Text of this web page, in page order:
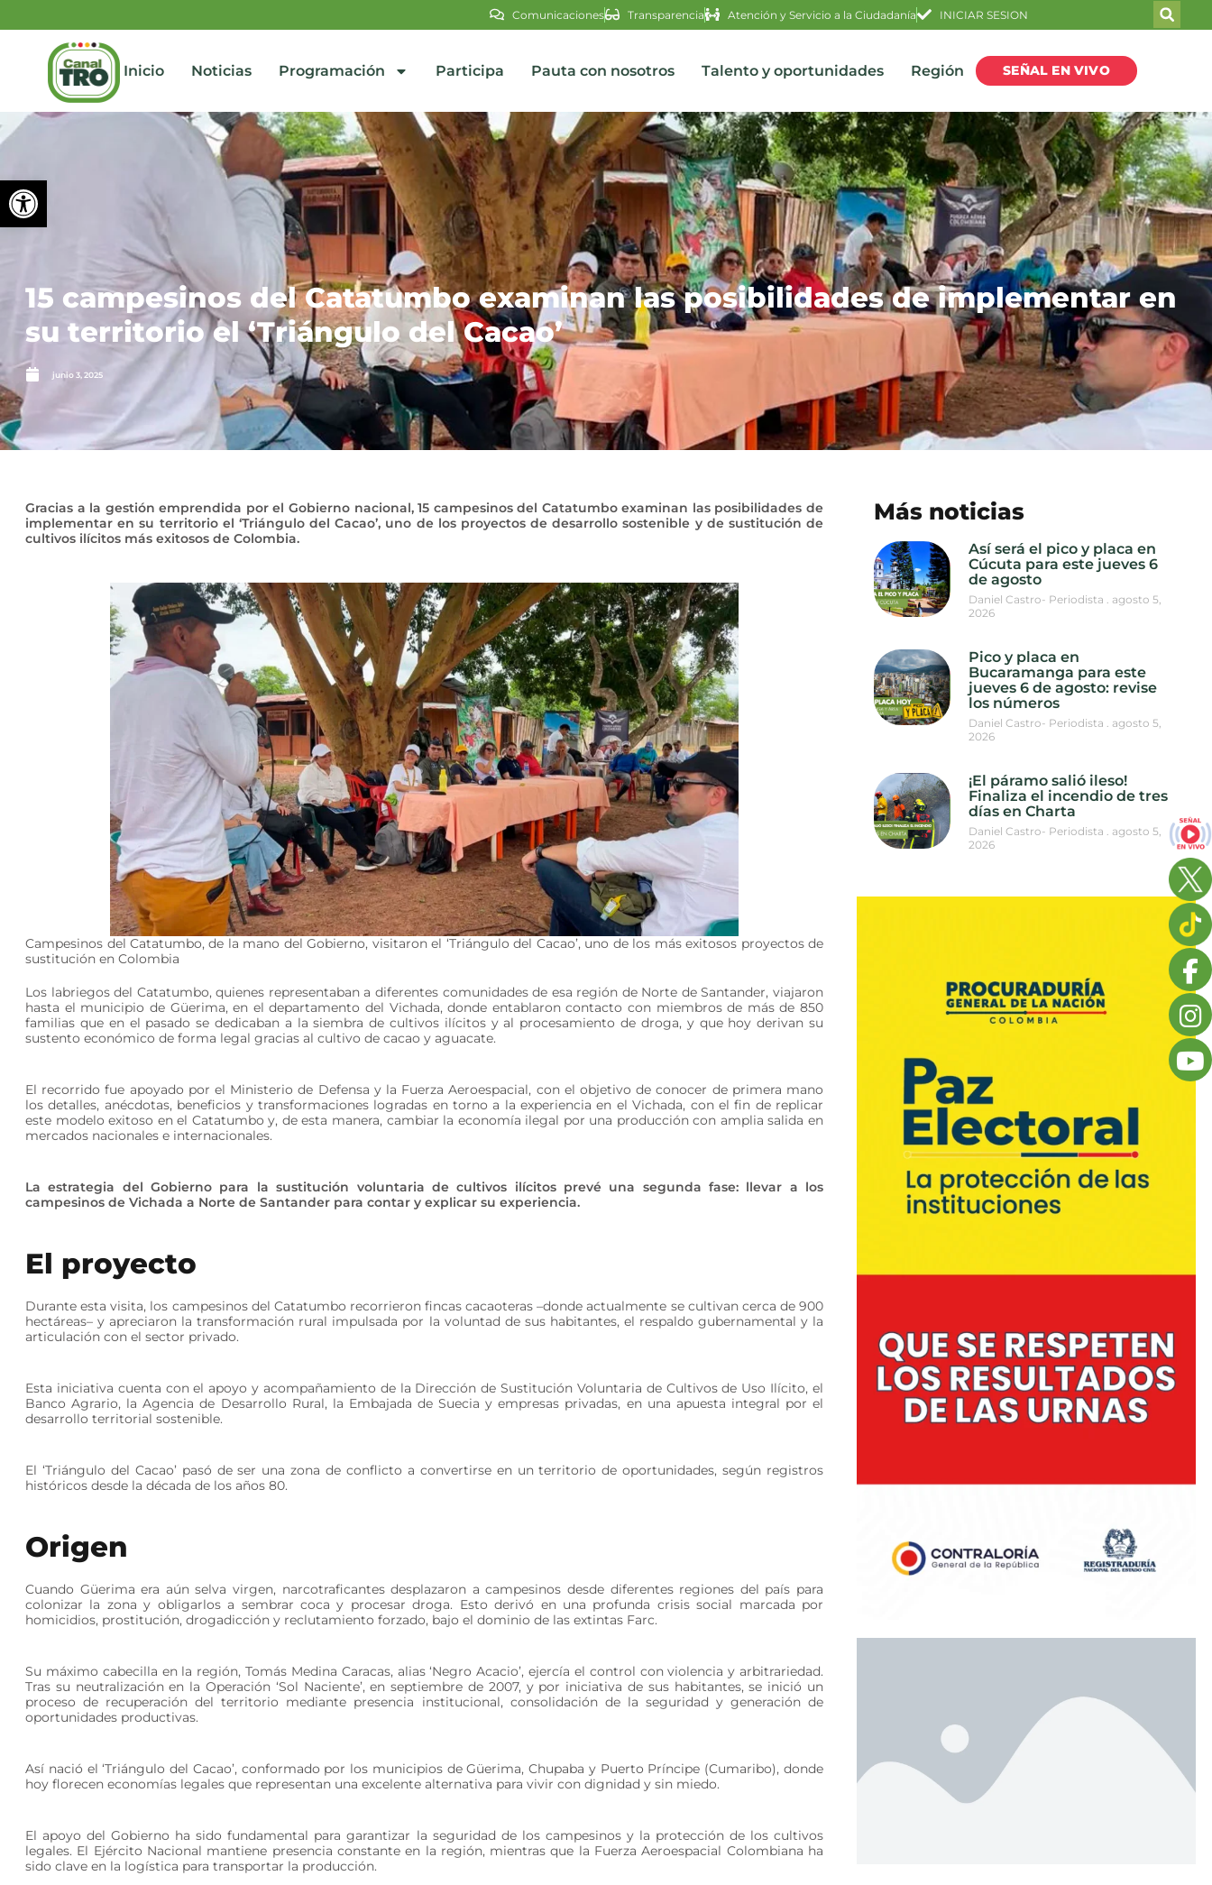
Abrir barra de herramientas
Comunicaciones Transparencia Atención y Servicio a la Ciudadanía INICIAR SESION
Inicio Noticias Programación Participa Pauta con nosotros Talento y oportunidades Región SEÑAL EN VIVO
15 campesinos del Catatumbo examinan las posibilidades de implementar en
su territorio el ‘Triángulo del Cacao’
junio 3, 2025
Gracias a la gestión emprendida por el Gobierno nacional, 15 campesinos del Catatumbo examinan las posibilidades de
implementar en su territorio el ‘Triángulo del Cacao’, uno de los proyectos de desarrollo sostenible y de sustitución de
cultivos ilícitos más exitosos de Colombia.
Campesinos del Catatumbo, de la mano del Gobierno, visitaron el ‘Triángulo del Cacao’, uno de los más exitosos proyectos de
sustitución en Colombia
Los labriegos del Catatumbo, quienes representaban a diferentes comunidades de esa región de Norte de Santander, viajaron
hasta el municipio de Güerima, en el departamento del Vichada, donde entablaron contacto con miembros de más de 850
familias que en el pasado se dedicaban a la siembra de cultivos ilícitos y al procesamiento de droga, y que hoy derivan su
sustento económico de forma legal gracias al cultivo de cacao y aguacate.
El recorrido fue apoyado por el Ministerio de Defensa y la Fuerza Aeroespacial, con el objetivo de conocer de primera mano
los detalles, anécdotas, beneficios y transformaciones logradas en torno a la experiencia en el Vichada, con el fin de replicar
este modelo exitoso en el Catatumbo y, de esta manera, cambiar la economía ilegal por una producción con amplia salida en
mercados nacionales e internacionales.
La estrategia del Gobierno para la sustitución voluntaria de cultivos ilícitos prevé una segunda fase: llevar a los
campesinos de Vichada a Norte de Santander para contar y explicar su experiencia.
El pro​yecto
Durante esta visita, los campesinos del Catatumbo recorrieron fincas cacaoteras –donde actualmente se cultivan cerca de 900
hectáreas– y apreciaron la transformación rural impulsada por la voluntad de sus habitantes, el respaldo gubernamental y la
articulación con el sector privado.
Esta iniciativa cuenta con el apoyo y acompañamiento de la Dirección de Sustitución Voluntaria de Cultivos de Uso Ilícito, el
Banco Agrario, la Agencia de Desarrollo Rural, la Embajada de Suecia y empresas privadas, en una apuesta integral por el
desarrollo territorial sostenible.
El ‘Triángulo del Cacao’ pasó de ser una zona de conflicto a convertirse en un territorio de oportunidades, según registros
históricos desde la década de los años 80.
Ori​gen
Cuando Güerima era aún selva virgen, narcotraficantes desplazaron a campesinos desde diferentes regiones del país para
colonizar la zona y obligarlos a sembrar coca y procesar droga. Esto derivó en una profunda crisis social marcada por
homicidios, prostitución, drogadicción y reclutamiento forzado, bajo el dominio de las extintas Farc.
Su máximo cabecilla en la región, Tomás Medina Caracas, alias ‘Negro Acacio’, ejercía el control con violencia y arbitrariedad.
Tras su neutralización en la Operación ‘Sol Naciente’, en septiembre de 2007, y por iniciativa de sus habitantes, se inició un
proceso de recuperación del territorio mediante presencia institucional, consolidación de la seguridad y generación de
oportunidades productivas.
Así nació el ‘Triángulo del Cacao’, conformado por los municipios de Güerima, Chupaba y Puerto Príncipe (Cumaribo), donde
hoy florecen economías legales que representan una excelente alternativa para vivir con dignidad y sin miedo.
El apoyo del Gobierno ha sido fundamental para garantizar la seguridad de los campesinos y la protección de los cultivos
legales. El Ejército Nacional mantiene presencia constante en la región, mientras que la Fuerza Aeroespacial Colombiana ha
sido clave en la logística para transportar la producción.
Más noticias
Así será el pico y placa en
Cúcuta para este jueves 6
de agosto
Daniel Castro- Periodista
agosto 5,
2026
Pico y placa en
Bucaramanga para este
jueves 6 de agosto: revise
los números
Daniel Castro- Periodista
agosto 5,
2026
¡El páramo salió ileso!
Finaliza el incendio de tres
días en Charta
Daniel Castro- Periodista
agosto 5,
2026